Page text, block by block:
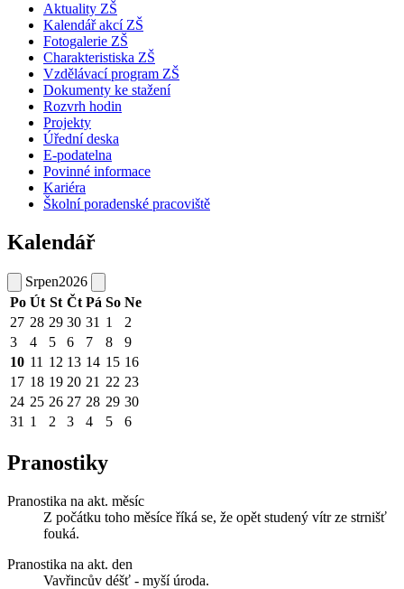
Aktuality ZŠ
Kalendář akcí ZŠ
Fotogalerie ZŠ
Charakteristiska ZŠ
Vzdělávací program ZŠ
Dokumenty ke stažení
Rozvrh hodin
Projekty
Úřední deska
E-podatelna
Povinné informace
Kariéra
Školní poradenské pracoviště
Kalendář
Srpen2026
Po Út St Čt Pá So Ne
27 28 29 30 31 1
2
3
4 5 6 7 8
9
10 11 12 13 14 15 16
17 18 19 20 21 22 23
24 25 26 27 28 29 30
31 1 2 3 4 5 6
Pranostiky
Pranostika na akt. měsíc
Z počátku toho měsíce říká se, že opět studený vítr ze strnišť
fouká.
Pranostika na akt. den
Vavřincův déšť - myší úroda.